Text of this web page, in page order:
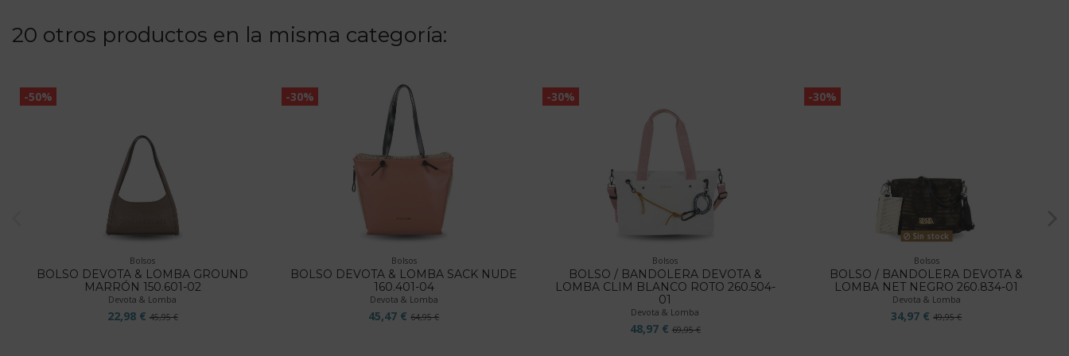
20 otros productos en la misma categoría:
-50%
Bolsos
BOLSO DEVOTA & LOMBA GROUND
MARRÓN 150.601-02
Devota & Lomba
22,98 € 45,95 €
-30%
Bolsos
BOLSO DEVOTA & LOMBA SACK NUDE
160.401-04
Devota & Lomba
45,47 €64,95 €
-30%
Bolsos
BOLSO / BANDOLERA DEVOTA &
LOMBA CLIM BLANCO ROTO 260.504-
01
Devota & Lomba
48,97 € 69,95 €
-30%
Sin stock
Bolsos
BOLSO / BANDOLERA DEVOTA &
LOMBA NET NEGRO 260.834-01
Devota & Lomba
34,97 €49,95 €